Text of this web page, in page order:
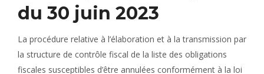
du 30 juin 2023
La procédure relative à l’élaboration et à la transmission par
la structure de contrôle fiscal de la liste des obligations
fiscales susceptibles d’être annulées conformément à la loi